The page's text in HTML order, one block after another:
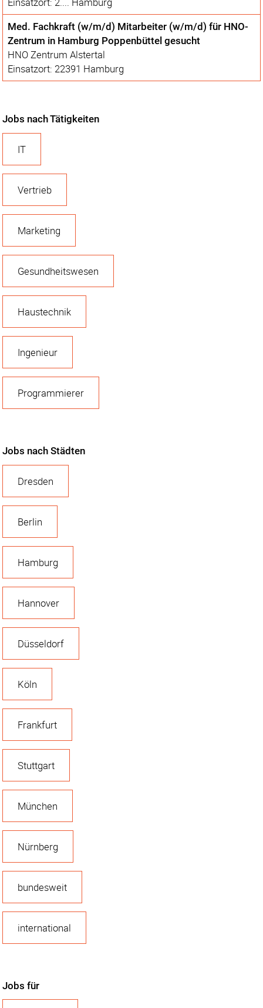
Med. Fachkraft (w/m/d) Mitarbeiter (w/m/d) für HNO-
Zentrum in Hamburg Poppenbüttel gesucht
HNO Zentrum Alstertal
Einsatzort: 22391 Hamburg
Jobs nach Tätigkeiten
IT
Vertrieb
Marketing
Gesundheitswesen
Haustechnik
Ingenieur
Programmierer
Jobs nach Städten
Dresden
Berlin
Hamburg
Hannover
Düsseldorf
Köln
Frankfurt
Stuttgart
München
Nürnberg
bundesweit
international
Jobs für